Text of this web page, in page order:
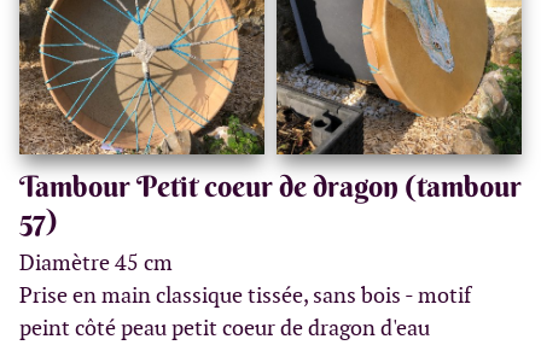
Tambour Petit coeur de dragon (tambour
57)
Diamètre 45 cm
Prise en main classique tissée, sans bois - motif
peint côté peau petit coeur de dragon d'eau